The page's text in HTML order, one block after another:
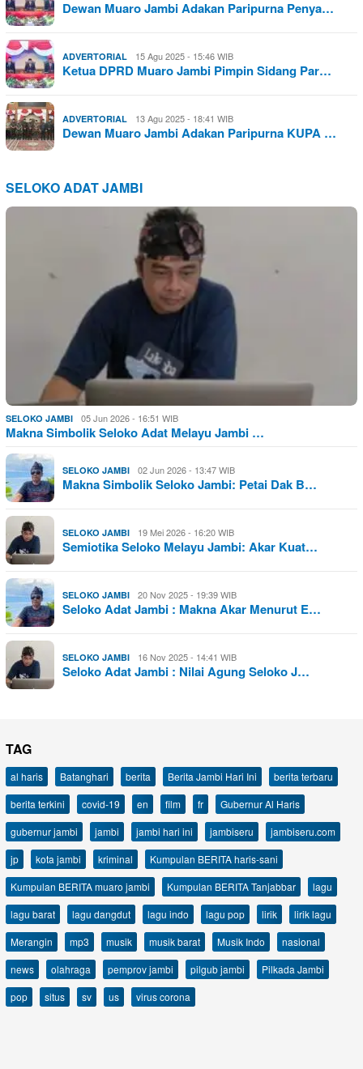
Dewan Muaro Jambi Adakan Paripurna Penya…
ADVERTORIAL 15 Agu 2025 - 15:46 WIB
Ketua DPRD Muaro Jambi Pimpin Sidang Par…
ADVERTORIAL 13 Agu 2025 - 18:41 WIB
Dewan Muaro Jambi Adakan Paripurna KUPA …
SELOKO ADAT JAMBI
SELOKO JAMBI 05 Jun 2026 - 16:51 WIB
Makna Simbolik Seloko Adat Melayu Jambi …
SELOKO JAMBI 02 Jun 2026 - 13:47 WIB
Makna Simbolik Seloko Jambi: Petai Dak B…
SELOKO JAMBI 19 Mei 2026 - 16:20 WIB
Semiotika Seloko Melayu Jambi: Akar Kuat…
SELOKO JAMBI 20 Nov 2025 - 19:39 WIB
Seloko Adat Jambi : Makna Akar Menurut E…
SELOKO JAMBI 16 Nov 2025 - 14:41 WIB
Seloko Adat Jambi : Nilai Agung Seloko J…
TAG
al haris Batanghari berita Berita Jambi Hari Ini
berita terbaru
berita terkini
covid-19 en film fr
Gubernur Al Haris
gubernur jambi
jambi jambi hari ini jambiseru
jambiseru.com
jp
kota jambi kriminal
Kumpulan BERITA haris-sani
Kumpulan BERITA muaro jambi
Kumpulan BERITA Tanjabbar
lagu
lagu barat
lagu dangdut lagu indo lagu pop lirik
lirik lagu
Merangin
mp3 musik musik barat Musik Indo
nasional
news
olahraga pemprov jambi pilgub jambi
Pilkada Jambi
pop
situs sv us virus corona